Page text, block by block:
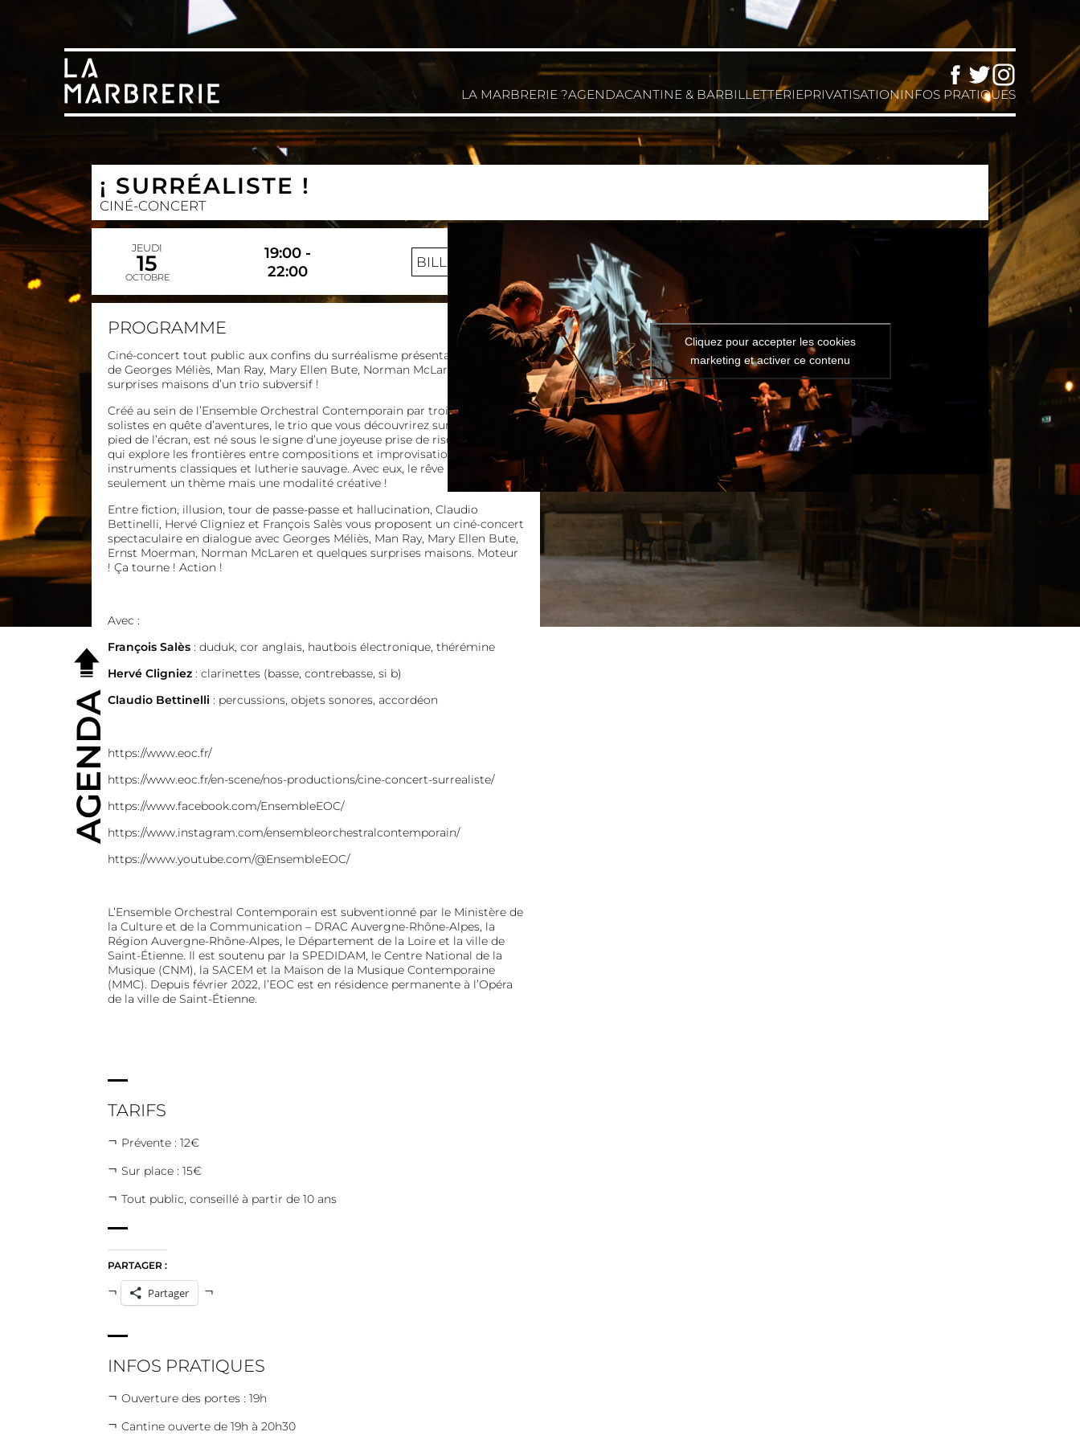
Facebook
TwitterInstagram
LA MARBRERIE ?AGENDACANTINE & BARBILLETTERIEPRIVATISATIONINFOS PRATIQUES
¡ SURRÉALISTE !
CINÉ-CONCERT
JEUDI
15
OCTOBRE
19:00 -
22:00
BILLETTERIE
PROGRAMME
Ciné-concert tout public aux confins du surréalisme présentant des films
de Georges Méliès, Man Ray, Mary Ellen Bute, Norman McLaren et les
surprises maisons d’un trio subversif !
Créé au sein de l’Ensemble Orchestral Contemporain par trois de ses
solistes en quête d’aventures, le trio que vous découvrirez sur scène, au
pied de l’écran, est né sous le signe d’une joyeuse prise de risques. Celle
qui explore les frontières entre compositions et improvisations libres,
instruments classiques et lutherie sauvage. Avec eux, le rêve n’est plus
seulement un thème mais une modalité créative !
Entre fiction, illusion, tour de passe-passe et hallucination, Claudio
Bettinelli, Hervé Cligniez et François Salès vous proposent un ciné-concert
spectaculaire en dialogue avec Georges Méliès, Man Ray, Mary Ellen Bute,
Ernst Moerman, Norman McLaren et quelques surprises maisons. Moteur
! Ça tourne ! Action !
Avec :
François Salès: duduk, cor anglais, hautbois électronique, thérémine
Hervé Cligniez: clarinettes (basse, contrebasse, si b)
Claudio Bettinelli : percussions, objets sonores, accordéon
https://www.eoc.fr/
https://www.eoc.fr/en-scene/nos-productions/cine-concert-surrealiste/
https://www.facebook.com/EnsembleEOC/
https://www.instagram.com/ensembleorchestralcontemporain/
https://www.youtube.com/@EnsembleEOC/
L’Ensemble Orchestral Contemporain est subventionné par le Ministère de
la Culture et de la Communication – DRAC Auvergne-Rhône-Alpes, la
Région Auvergne-Rhône-Alpes, le Département de la Loire et la ville de
Saint-Étienne. Il est soutenu par la SPEDIDAM, le Centre National de la
Musique (CNM), la SACEM et la Maison de la Musique Contemporaine
(MMC). Depuis février 2022, l’EOC est en résidence permanente à l’Opéra
de la ville de Saint-Étienne.
TARIFS
Prévente : 12€
Sur place : 15€
Tout public, conseillé à partir de 10 ans
PARTAGER :
Partager
INFOS PRATIQUES
Ouverture des portes : 19h
Cantine ouverte de 19h à 20h30
Cliquez pour accepter les cookies
marketing et activer ce contenu
AGENDA